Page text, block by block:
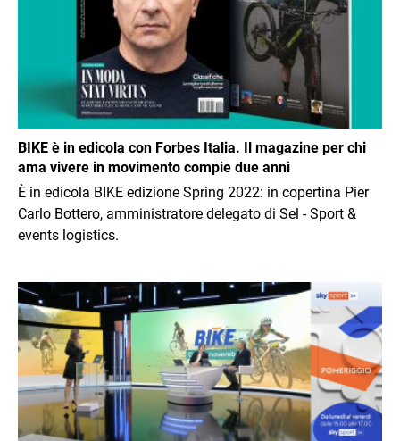
BIKE è in edicola con Forbes Italia. Il magazine per chi
ama vivere in movimento compie due anni
È in edicola BIKE edizione Spring 2022: in copertina Pier
Carlo Bottero, amministratore delegato di Sel - Sport &
events logistics.
Immagine